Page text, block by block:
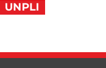
UNPLI